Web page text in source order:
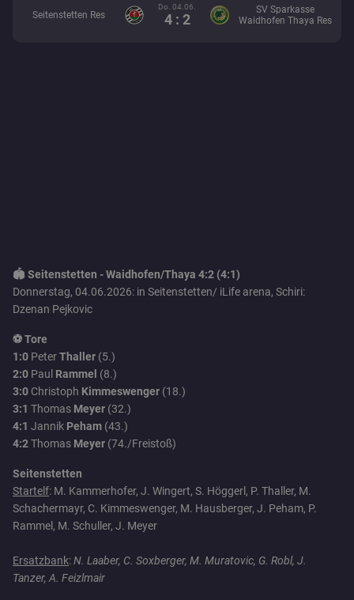
Seitenstetten Res
Do. 04.06.
4 : 2
SV Sparkasse
Waidhofen Thaya Res
🏟️ Seitenstetten - Waidhofen/Thaya 4:2 (4:1)
Donnerstag, 04.06.2026: in Seitenstetten/ iLife arena, Schiri:
Dzenan Pejkovic
⚽ Tore
1:0 PeterThaller (5.)
2:0 Paul Rammel (8.)
3:0 Christoph Kimmeswenger (18.)
3:1 Thomas Meyer (32.)
4:1 Jannik Peham (43.)
4:2Thomas Meyer (74./Freistoß)
Seitenstetten
Startelf: M. Kammerhofer, J. Wingert, S. Höggerl, P. Thaller, M.
Schachermayr, C. Kimmeswenger, M. Hausberger, J. Peham, P.
Rammel, M. Schuller, J. Meyer
Ersatzbank:N. Laaber, C. Soxberger, M. Muratovic, G. Robl, J.
Tanzer, A. Feizlmair